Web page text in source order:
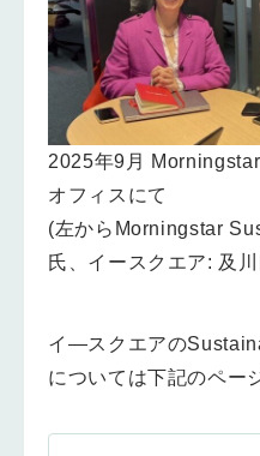
2025年9月
オフィスにて
(左からMorningstar
氏、イースクエア: 及
イ―スクエアの
については下記のペー